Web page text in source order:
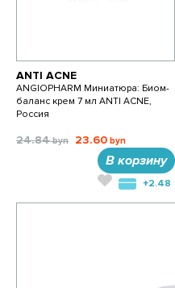
ANTI ACNE
ANGIOPHARM Миниатюра: Биом-
баланс крем 7 мл ANTI ACNE,
Россия
24.84 23.60
В корзину
+2.48